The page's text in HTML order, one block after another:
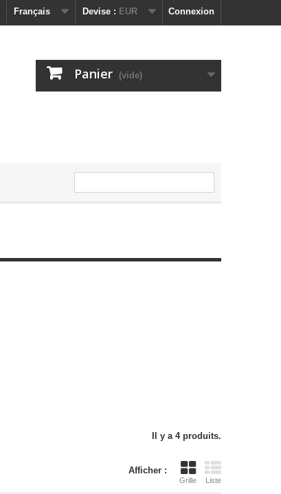
Connexion
Devise : EUR
Français
Panier (vide)
Il y a 4 produits.
Afficher :
Grille Liste